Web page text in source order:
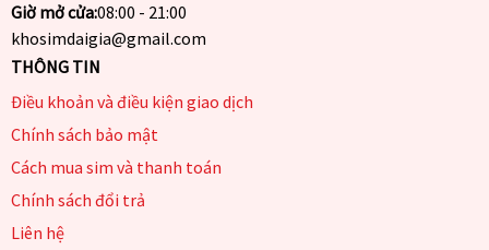
Giờ mở cửa:08:00 - 21:00
khosimdaigia@gmail.com
THÔNG TIN
Điều khoản và điều kiện giao dịch
Chính sách bảo mật
Cách mua sim và thanh toán
Chính sách đổi trả
Liên hệ